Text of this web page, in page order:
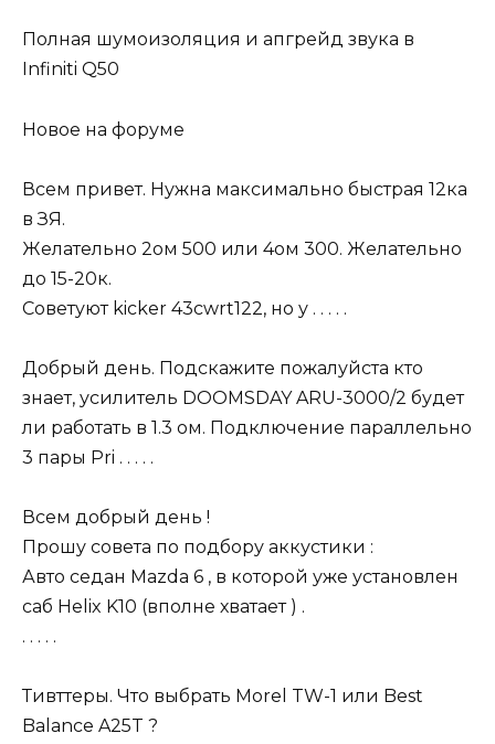
Полная шумоизоляция и апгрейд звука в
Infiniti Q50
Новое на форуме
Всем привет. Нужна максимально быстрая 12ка
в ЗЯ.
Желательно 2ом 500 или 4ом 300. Желательно
до 15-20к.
Советуют kicker 43cwrt122, но у . . . . .
Добрый день. Подскажите пожалуйста кто
знает, усилитель DOOMSDAY ARU-3000/2 будет
ли работать в 1.3 ом. Подключение параллельно
3 пары Pri . . . . .
Всем добрый день !
Прошу совета по подбору аккустики :
Авто седан Mazda 6 , в которой уже установлен
саб Helix K10 (вполне хватает ) .
. . . . .
Тивттеры. Что выбрать Morel TW-1 или Best
Balance A25T ?